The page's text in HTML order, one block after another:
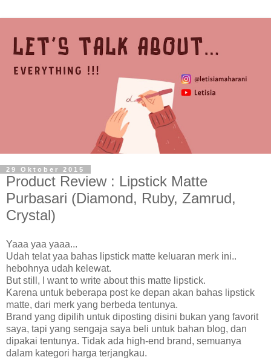
29 Oktober 2015
Product Review : Lipstick Matte
Purbasari (Diamond, Ruby, Zamrud,
Crystal)
Yaaa yaa yaaa...
Udah telat yaa bahas lipstick matte keluaran merk ini..
hebohnya udah kelewat.
But still, I want to write about this matte lipstick.
Karena untuk beberapa post ke depan akan bahas lipstick
matte, dari merk yang berbeda tentunya.
Brand yang dipilih untuk diposting disini bukan yang favorit
saya, tapi yang sengaja saya beli untuk bahan blog, dan
dipakai tentunya. Tidak ada high-end brand, semuanya
dalam kategori harga terjangkau.